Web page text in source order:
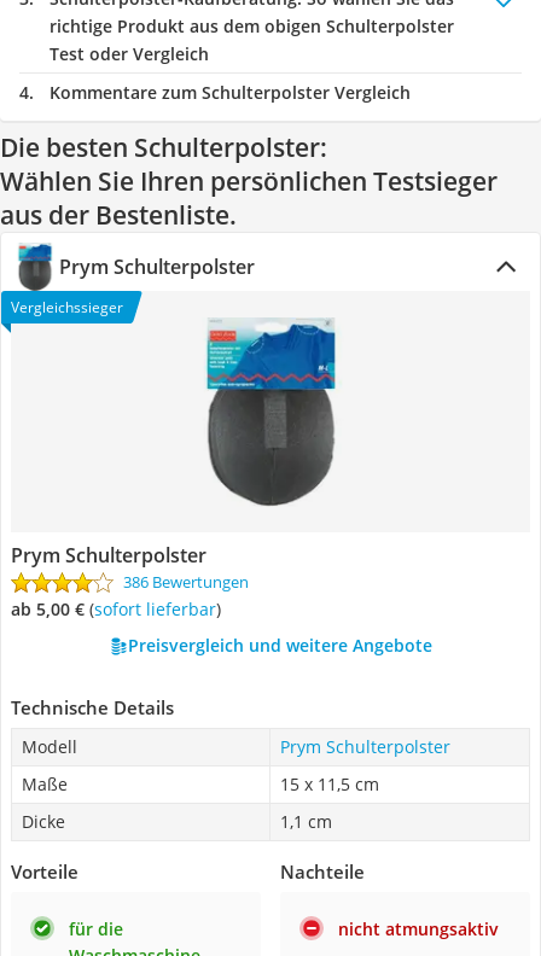
richtige Produkt aus dem obigen Schulterpolster
Test oder Vergleich
Kommentare zum Schulterpolster Vergleich
Die besten Schulterpolster:
Wählen Sie Ihren persönlichen Testsieger
aus der Bestenliste.
Prym Schulterpolster
Vergleichssieger
Prym Schulterpolster
386 Bewertungen
ab 5,00 € ( Sofort lieferbar)
Preisvergleich und weitere Angebote
Technische Details
Modell
Prym Schulterpolster
Maße
15 x 11,5 cm
Dicke
1,1 cm
Vorteile
für die
Nachteile
nicht atmungsaktiv